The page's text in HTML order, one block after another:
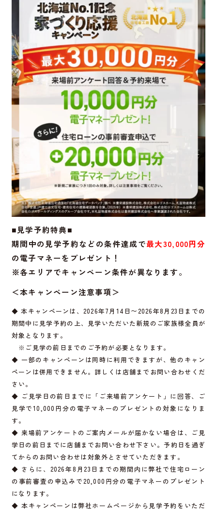
■見学予約特典■
期間中の見学予約などの条件達成で最大30,000円分
の電子マネーをプレゼント！
※各エリアでキャンペーン条件が異なります。
＜本キャンペーン注意事項＞
◆ 本キャンペーンは、2026年7月14日〜2026年8月23日までの
期間中に見学予約の上、見学いただいた新規のご家族様全員が
対象となります。
※ご見学の前日までのご予約が必要となります。
◆ 一部のキャンペーンは同時に利用できますが、他のキャン
ペーンは併用できません。詳しくは店舗までお問い合わせくだ
さい。
◆ ご見学日の前日までに「ご来場前アンケート」に回答、ご
見学で10,000円分の電子マネーのプレゼントの対象になりま
す。
◆ 来場前アンケートのご案内メールが届かない場合は、ご見
学日の前日までに店舗までお問い合わせ下さい。予約日を過ぎ
てからのお問い合わせは対象外とさせていただきます。
◆ さらに、2026年8月23日までの期間内に弊社で住宅ローン
の事前審査の申込みで20,000円分の電子マネーのプレゼント
になります。
◆ 本キャンペーンは弊社ホームページから見学予約をいただ